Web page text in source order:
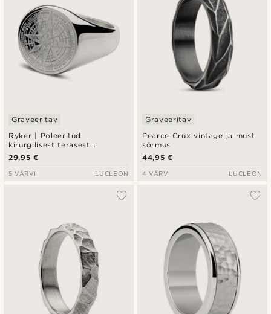
Ryker | Poleeritud
kirurgilisest terasest
kompassi motiiviga
pitsatsõrmus
Graveeritav
29,95 €
5 VÄRVI LUCLEON
Pearce Crux vintage ja must
sõrmus
Graveeritav
44,95 €
4 VÄRVI LUCLEON